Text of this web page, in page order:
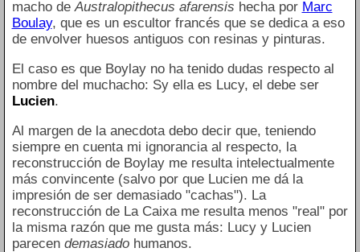
macho de Australopithecus afarensis hecha por Marc
Boulay, que es un escultor francés que se dedica a eso
de envolver huesos antiguos con resinas y pinturas.
El caso es que Boylay no ha tenido dudas respecto al
nombre del muchacho: Sy ella es Lucy, el debe ser
Lucien.
Al margen de la anecdota debo decir que, teniendo
siempre en cuenta mi ignorancia al respecto, la
reconstrucción de Boylay me resulta intelectualmente
más convincente (salvo por que Lucien me dá la
impresión de ser demasiado "cachas"). La
reconstrucción de La Caixa me resulta menos "real" por
la misma razón que me gusta más: Lucy y Lucien
parecen demasiadohumanos.